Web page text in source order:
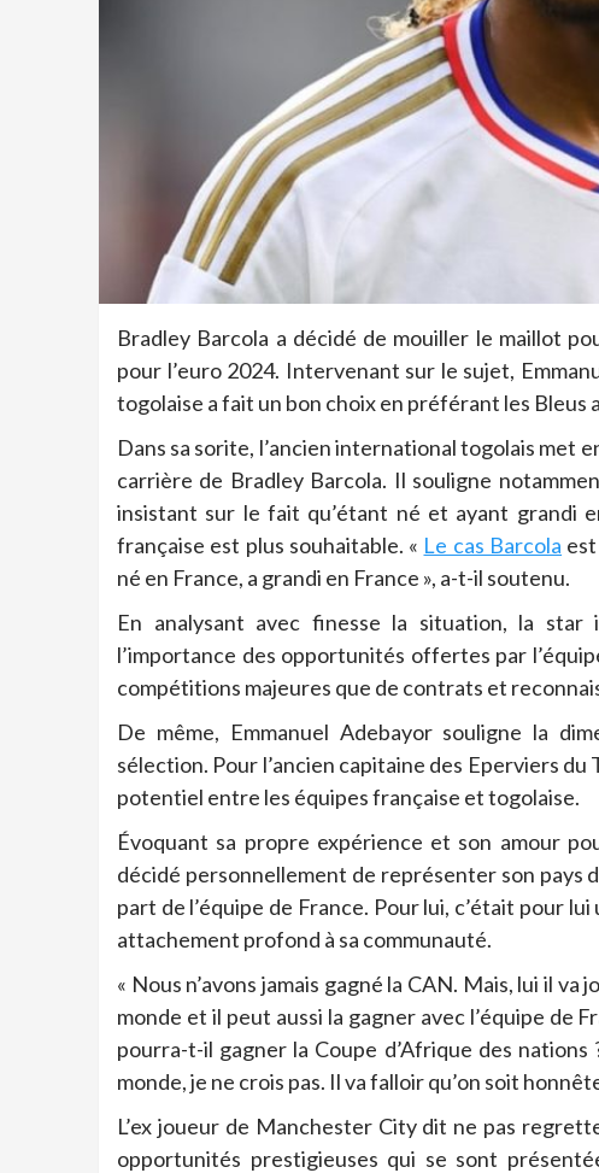
Bradley Barcola a décidé de mouiller le maillot
pour l’euro 2024. Intervenant sur le sujet,
togolaise a fait un bon choix en préférant les Bleus
Dans sa sorite, l’ancien international togolais met
carrière de Bradley Barcola. Il souligne
insistant sur le fait qu’étant né et ayant grandi
française est plus souhaitable. « Le cas Barcola
né en France, a grandi en France », a-t-il soutenu.
En analysant avec finesse la situation, la
l’importance des opportunités offertes par
compétitions majeures que de contrats et
De même, Emmanuel Adebayor souligne la
sélection. Pour l’ancien capitaine des Eperviers
potentiel entre les équipes française et togolaise.
Évoquant sa propre expérience et son amour
décidé personnellement de représenter son pays
part de l’équipe de France. Pour lui, c’était pour
attachement profond à sa communauté.
« Nous n’avons jamais gagné la CAN. Mais, lui il
monde et il peut aussi la gagner avec l’équipe de
pourra-t-il gagner la Coupe d’Afrique des
monde, je ne crois pas. Il va falloir qu’on soit
L’ex joueur de Manchester City dit ne pas
opportunités prestigieuses qui se sont